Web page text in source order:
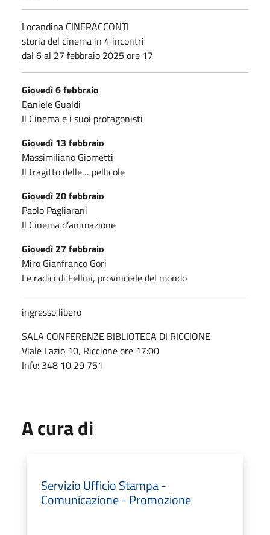
Locandina CINERACCONTI
storia del cinema in 4 incontri
dal 6 al 27 febbraio 2025 ore 17
Giovedì 6 febbraio
Daniele Gualdi
Il Cinema e i suoi protagonisti
Giovedì 13 febbraio
Massimiliano Giometti
Il tragitto delle… pellicole
Giovedì 20 febbraio
Paolo Pagliarani
Il Cinema d’animazione
Giovedì 27 febbraio
Miro Gianfranco Gori
Le radici di Fellini, provinciale del mondo
ingresso libero
SALA CONFERENZE BIBLIOTECA DI RICCIONE
Viale Lazio 10, Riccione ore 17:00
Info: 348 10 29 751
A cura di
Servizio Ufficio Stampa -
Comunicazione - Promozione